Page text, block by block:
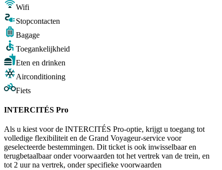
Wifi
Stopcontacten
Bagage
Toegankelijkheid
Eten en drinken
Airconditioning
Fiets
INTERCITÉS Pro
Als u kiest voor de INTERCITÉS Pro-optie, krijgt u toegang tot
volledige flexibiliteit en de Grand Voyageur-service voor
geselecteerde bestemmingen. Dit ticket is ook inwisselbaar en
terugbetaalbaar onder voorwaarden tot het vertrek van de trein, en
tot 2 uur na vertrek, onder specifieke voorwaarden